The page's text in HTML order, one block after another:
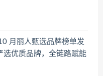
月丽人甄选品牌榜单发
选优质品牌，全链路赋能